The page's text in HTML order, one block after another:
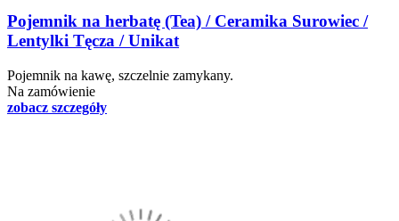
Pojemnik na herbatę (Tea) / Ceramika Surowiec /
Lentylki Tęcza / Unikat
Pojemnik na kawę, szczelnie zamykany.
Na zamówienie
zobacz szczegóły